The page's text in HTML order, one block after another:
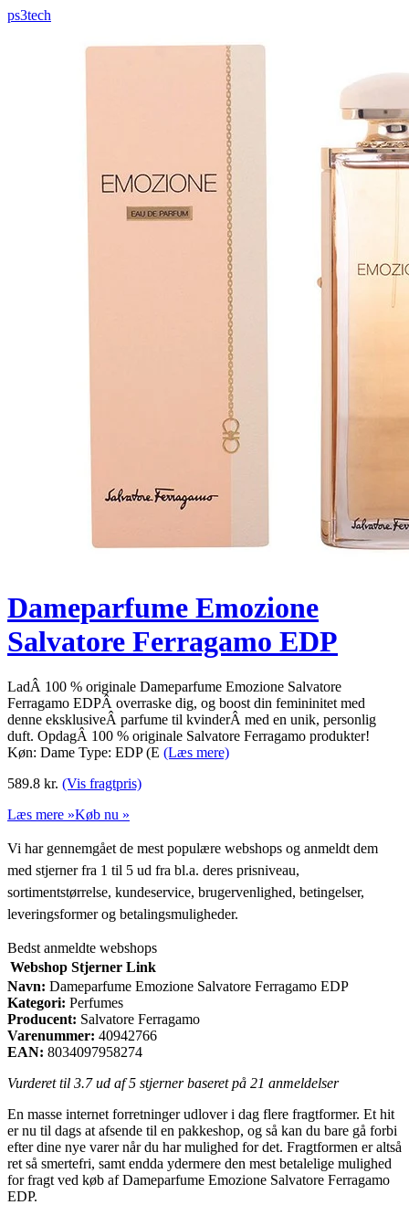
ps3tech
Dameparfume Emozione
Salvatore Ferragamo EDP
LadÂ 100 % originale Dameparfume Emozione Salvatore
Ferragamo EDPÂ overraske dig, og boost din femininitet med
denne eksklusiveÂ parfume til kvinderÂ med en unik, personlig
duft. OpdagÂ 100 % originale Salvatore Ferragamo produkter!
Køn: Dame Type: EDP (E (Læs mere)
589.8 kr. (Vis fragtpris)
Læs mere »Køb nu »
Vi har gennemgået de mest populære webshops og anmeldt dem
med stjerner fra 1 til 5 ud fra bl.a. deres prisniveau,
sortimentstørrelse, kundeservice, brugervenlighed, betingelser,
leveringsformer og betalingsmuligheder.
Bedst anmeldte webshops
Webshop Stjerner Link
Navn: Dameparfume Emozione Salvatore Ferragamo EDP
Kategori: Perfumes
Producent: Salvatore Ferragamo
Varenummer: 40942766
EAN: 8034097958274
Vurderet til 3.7ud af 5 stjerner baseret på 21 anmeldelser
En masse internet forretninger udlover i dag flere fragtformer. Et hit
er nu til dags at afsende til en pakkeshop, og så kan du bare gå forbi
efter dine nye varer når du har mulighed for det. Fragtformen er altså
ret så smertefri, samt endda ydermere den mest betalelige mulighed
for fragt ved køb af Dameparfume Emozione Salvatore Ferragamo
EDP.